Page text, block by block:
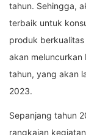
tahun. Sehingga,
terbaik untuk
produk
akan
tahun, yang akan
2023.
Sepanjang tahun
rangkaian